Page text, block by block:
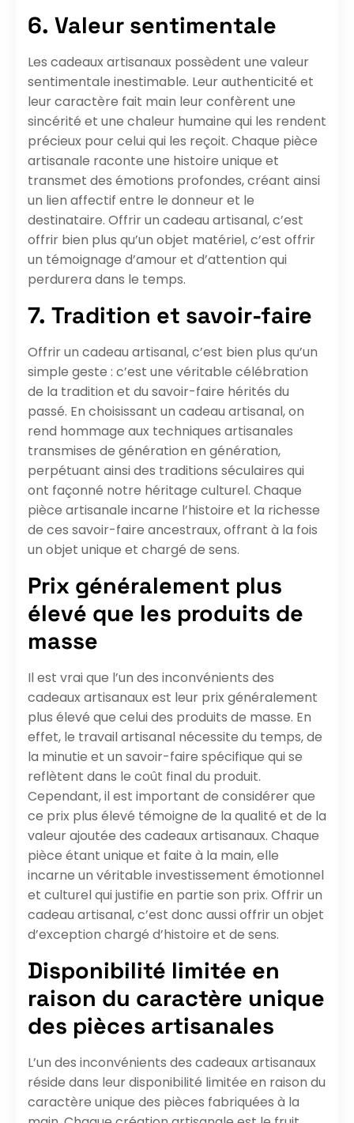
6. Valeur sentimentale
Les cadeaux artisanaux possèdent une valeur
sentimentale inestimable. Leur authenticité et
leur caractère fait main leur confèrent une
sincérité et une chaleur humaine qui les rendent
précieux pour celui qui les reçoit. Chaque pièce
artisanale raconte une histoire unique et
transmet des émotions profondes, créant ainsi
un lien affectif entre le donneur et le
destinataire. Offrir un cadeau artisanal, c’est
offrir bien plus qu’un objet matériel, c’est offrir
un témoignage d’amour et d’attention qui
perdurera dans le temps.
7. Tradition et savoir-faire
Offrir un cadeau artisanal, c’est bien plus qu’un
simple geste : c’est une véritable célébration
de la tradition et du savoir-faire hérités du
passé. En choisissant un cadeau artisanal, on
rend hommage aux techniques artisanales
transmises de génération en génération,
perpétuant ainsi des traditions séculaires qui
ont façonné notre héritage culturel. Chaque
pièce artisanale incarne l’histoire et la richesse
de ces savoir-faire ancestraux, offrant à la fois
un objet unique et chargé de sens.
Prix généralement plus
élevé que les produits de
masse
Il est vrai que l’un des inconvénients des
cadeaux artisanaux est leur prix généralement
plus élevé que celui des produits de masse. En
effet, le travail artisanal nécessite du temps, de
la minutie et un savoir-faire spécifique qui se
reflètent dans le coût final du produit.
Cependant, il est important de considérer que
ce prix plus élevé témoigne de la qualité et de la
valeur ajoutée des cadeaux artisanaux. Chaque
pièce étant unique et faite à la main, elle
incarne un véritable investissement émotionnel
et culturel qui justifie en partie son prix. Offrir un
cadeau artisanal, c’est donc aussi offrir un objet
d’exception chargé d’histoire et de sens.
Disponibilité limitée en
raison du caractère unique
des pièces artisanales
L’un des inconvénients des cadeaux artisanaux
réside dans leur disponibilité limitée en raison du
caractère unique des pièces fabriquées à la